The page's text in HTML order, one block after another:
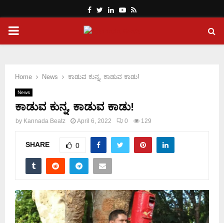
Facebook
Twitter
LinkedinYoutube
Rss
PRIMARY
Home News ಕಾಡುವ ಕುನ್ನ, ಕಾಡುವ ಕಾಡು!
News
ಕಾಡುವ ಕುನ್ನ, ಕಾಡುವ ಕಾಡು!
by Kannada Beatz April 6, 2022 0 129
SHARE 0